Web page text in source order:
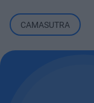
CAMASUTRA